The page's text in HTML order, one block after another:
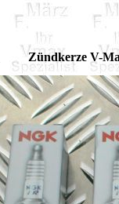
Zündkerze V-